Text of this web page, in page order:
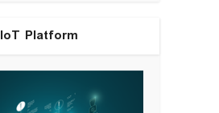
IoT Platform